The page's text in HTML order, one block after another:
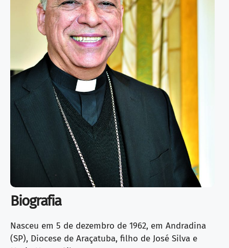
Biografia
Nasceu em 5 de dezembro de 1962, em Andradina
(SP), Diocese de Araçatuba, filho de José Silva e